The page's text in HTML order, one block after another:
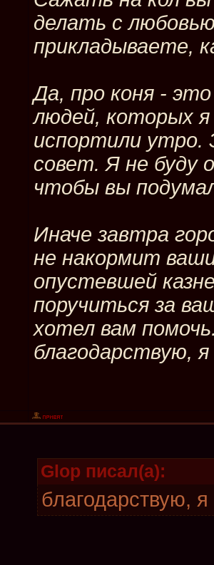
делать с
прикладываете,
Да, про коня -
людей, которых
испортили утро.
совет. Я не буду
чтобы вы
Иначе завтра
не накормит
опустевшей
поручиться за
хотел вам
благодарствую,
Glop писал(а):
благодарствую,